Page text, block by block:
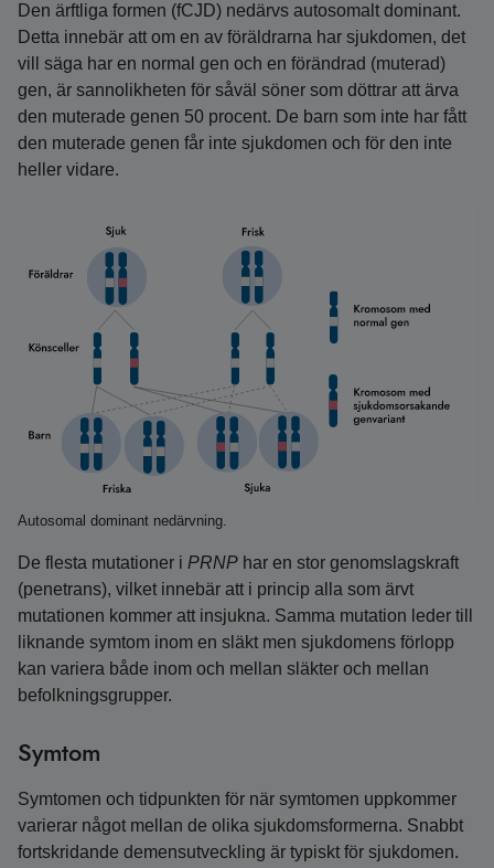
Den ärftliga formen (fCJD) nedärvs autosomalt dominant.
Detta innebär att om en av föräldrarna har sjukdomen, det
vill säga har en normal gen och en förändrad (muterad)
gen, är sannolikheten för såväl söner som döttrar att ärva
den muterade genen 50 procent. De barn som inte har fått
den muterade genen får inte sjukdomen och för den inte
heller vidare.
Autosomal dominant nedärvning.
De flesta mutationer i PRNP har en stor genomslagskraft
(penetrans), vilket innebär att i princip alla som ärvt
mutationen kommer att insjukna. Samma mutation leder till
liknande symtom inom en släkt men sjukdomens förlopp
kan variera både inom och mellan släkter och mellan
befolkningsgrupper.
Symtom
Symtomen och tidpunkten för när symtomen uppkommer
varierar något mellan de olika sjukdomsformerna. Snabbt
fortskridande demensutveckling är typiskt för sjukdomen.